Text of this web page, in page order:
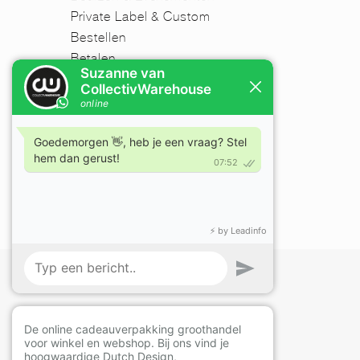
Private Label & Custom
Bestellen
Betalen
Verzenden
Retourneren
FAQ
Nieuwsbrief